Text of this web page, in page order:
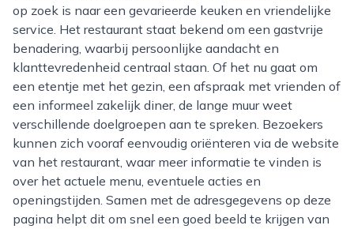
op zoek is naar een gevarieerde keuken en vriendelijke
service. Het restaurant staat bekend om een gastvrije
benadering, waarbij persoonlijke aandacht en
klanttevredenheid centraal staan. Of het nu gaat om
een etentje met het gezin, een afspraak met vrienden of
een informeel zakelijk diner, de lange muur weet
verschillende doelgroepen aan te spreken. Bezoekers
kunnen zich vooraf eenvoudig oriënteren via de website
van het restaurant, waar meer informatie te vinden is
over het actuele menu, eventuele acties en
openingstijden. Samen met de adresgegevens op deze
pagina helpt dit om snel een goed beeld te krijgen van